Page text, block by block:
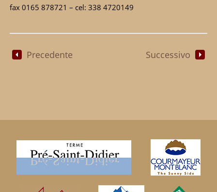
fax 0165 878721 – cel: 338 4720149
Precedente Successivo